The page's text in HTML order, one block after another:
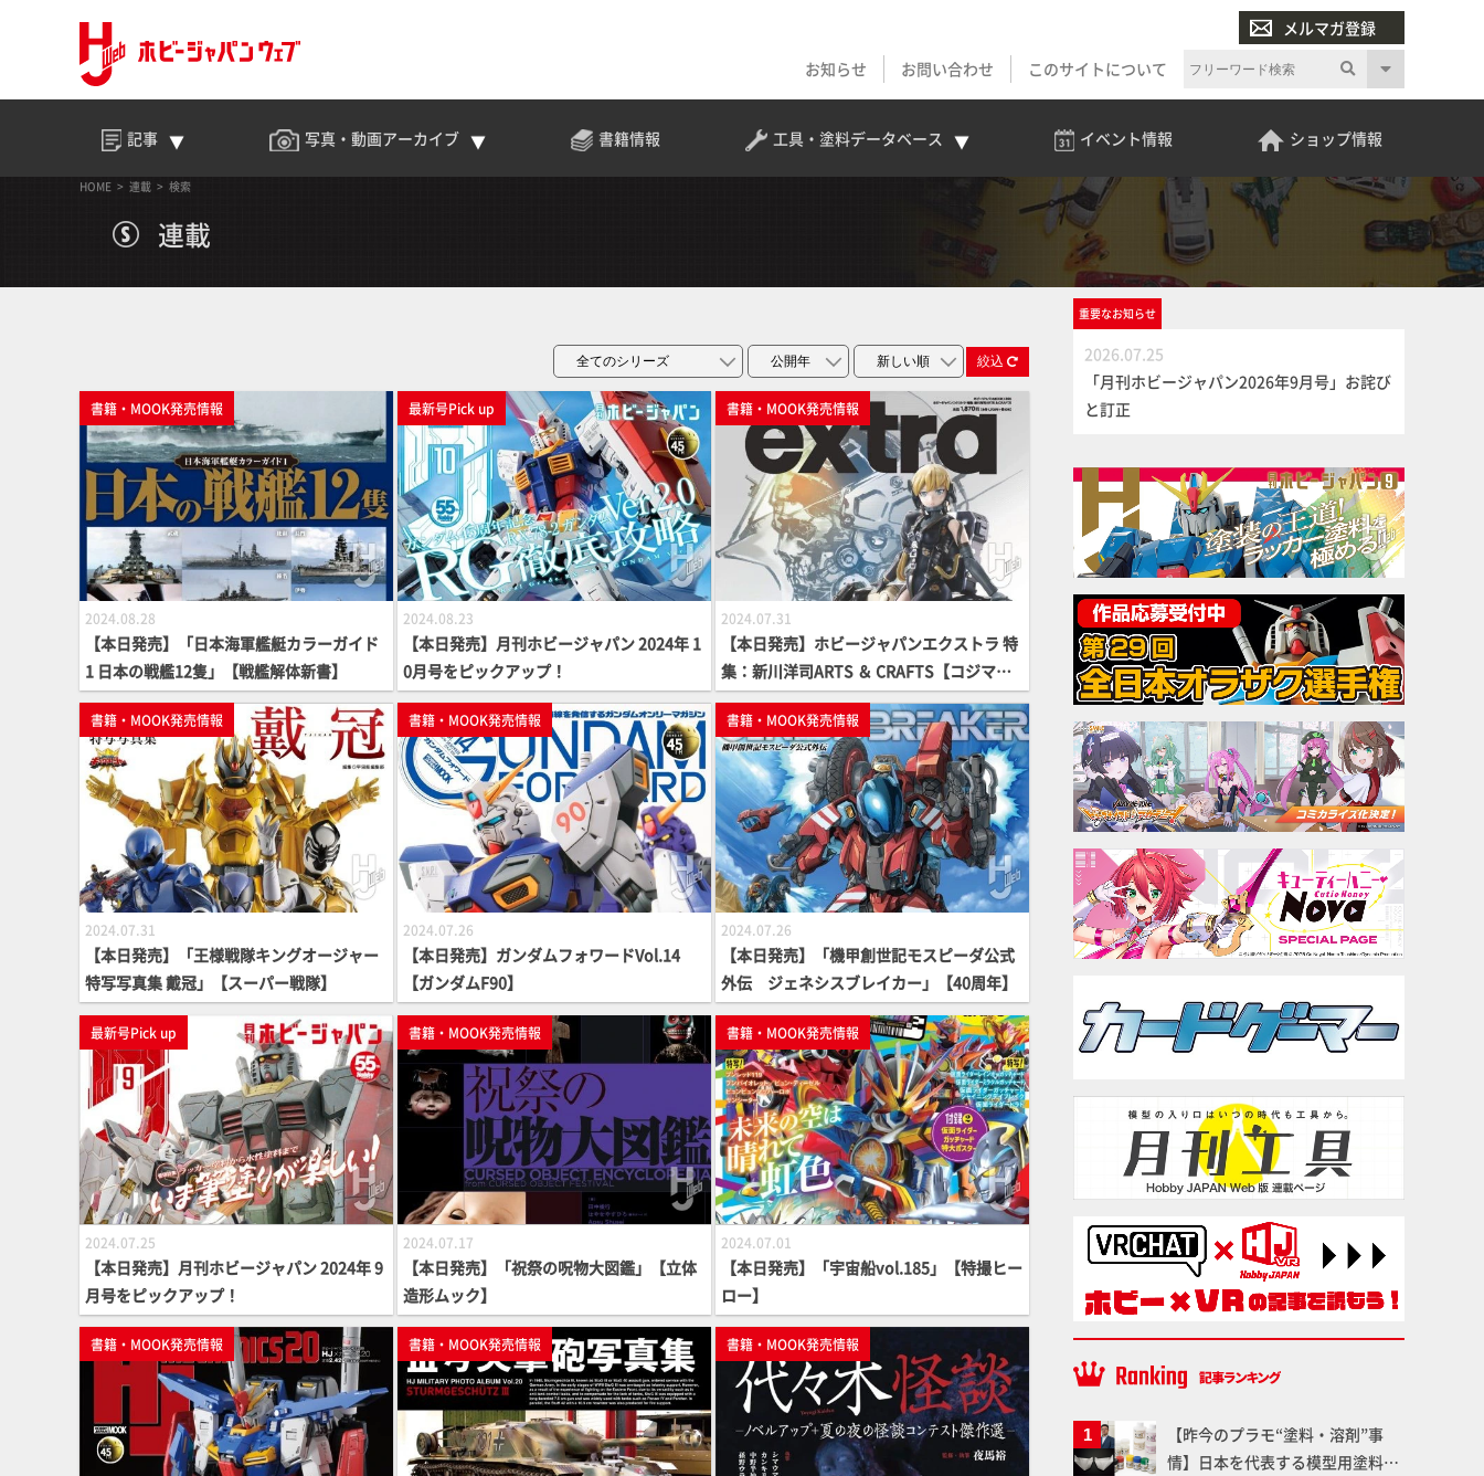
メルマガ登録
お知らせ
お問い合わせ このサイトについて
記事 写真・動画アーカイブ 書籍情報 工具・塗料データベース イベント情報 ショップ情報
HOME 連載 検索
連載
絞込
書籍・MOOK発売情報
2024.08.28
【本日発売】「日本海軍艦艇カラーガイド
1 日本の戦艦12隻」【戦艦解体新書】
最新号Pick up
2024.08.23
【本日発売】月刊ホビージャパン 2024年 1
0月号をピックアップ！
書籍・MOOK発売情報
2024.07.31
【本日発売】ホビージャパンエクストラ 特
集：新川洋司ARTS ＆ CRAFTS【コジマプ
ロダクション】
書籍・MOOK発売情報
2024.07.31
【本日発売】「王様戦隊キングオージャー
特写写真集 戴冠」【スーパー戦隊】
書籍・MOOK発売情報
2024.07.26
【本日発売】ガンダムフォワードVol.14
【ガンダムF90】
書籍・MOOK発売情報
2024.07.26
【本日発売】「機甲創世記モスピーダ公式
外伝 ジェネシスブレイカー」【40周年】
最新号Pick up
2024.07.25
【本日発売】月刊ホビージャパン 2024年 9
月号をピックアップ！
書籍・MOOK発売情報
2024.07.17
【本日発売】「祝祭の呪物大図鑑」【立体
造形ムック】
書籍・MOOK発売情報
2024.07.01
【本日発売】「宇宙船vol.185」【特撮ヒー
ロー】
書籍・MOOK発売情報 書籍・MOOK発売情報 書籍・MOOK発売情報
重要なお知らせ
2026.07.25
「月刊ホビージャパン2026年9月号」お詫び
と訂正
【昨今のプラモ“塗料・溶剤”事
情】日本を代表する模型用塗料